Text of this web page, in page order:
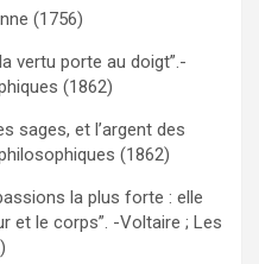
(1756)
vertu porte au doigt”.-
(1862)
sages, et l’argent des
(1862)
la plus forte : elle
et le corps”. -Voltaire ; Les